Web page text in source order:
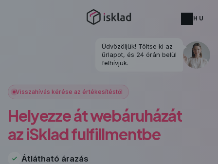
HU
Visszahívás kérése az értékesítéstől
Helyezze át webáruházát
az iSklad fulfillmentbe
Átlátható árazás
Üdvözöljük! Töltse ki az
űrlapot, és 24 órán belül
felhívjuk.